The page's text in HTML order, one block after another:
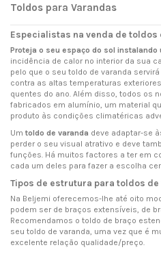
Toldos para Varandas
Especialistas na venda de toldos
Proteja o seu espaço do sol instalando
incidência de calor no interior da sua
pelo que o seu toldo de varanda
contra as altas temperaturas
quentes do ano. Além disso, todos os
fabricados em alumínio, um material
produto às condições climatéricas
Um toldo de varanda deve adaptar-se
perder o seu visual atrativo e deve
funções. Há muitos factores a ter em
cada um deles para fazer a escolha
Tipos de estrutura para toldos de
Na Beljemi oferecemos-lhe até oito
podem ser de braços extensíveis, de
Recomendamos o toldo de braço
seu toldo de varanda, uma vez que é
excelente relação qualidade/preço.